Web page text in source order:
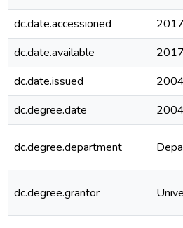
dc.date.accessioned
dc.date.available
dc.date.issued
dc.degree.date
dc.degree.department
dc.degree.grantor